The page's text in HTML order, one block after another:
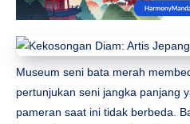
Museum seni bata merah
pertunjukan seni jangka panjang
pameran saat ini tidak berbeda.